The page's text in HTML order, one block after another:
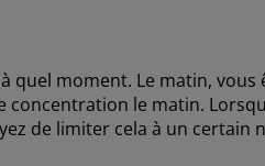
moment. Le matin,
le matin.
de limiter cela à un